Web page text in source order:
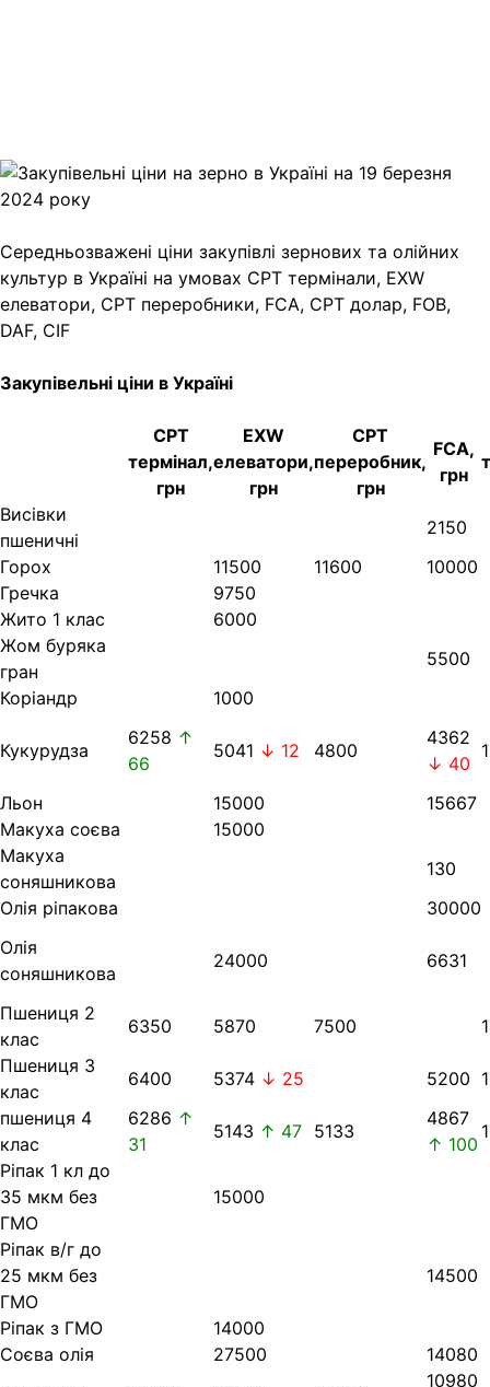
Link
Print
Середньозважені ціни закупівлі зернових та олійних
культур в Україні на умовах CPT термінали, EXW
елеватори, CPT переробники, FCA, CPT долар, FOB,
DAF, CIF
Закупівельні ціни в Україні
CPT
термінал,
грн
EXW
елеватори,
грн
CPT
переробник,
грн
FCA,
грн
Висівки
пшеничні
2150
Горох
11500 11600
10000
Гречка
9750
Жито 1 клас
6000
Жом буряка
гран
5500
Коріандр
1000
Кукурудза
6258 ↑
66
5041 ↓ 12 4800
4362
↓ 40
Льон 15000
15667
Макуха соєва
15000
Макуха
соняшникова
130
Олія ріпакова
30000
Олія
соняшникова
24000 6631
Пшениця 2
клас
6350 5870 7500
Пшениця 3
клас
6400 5374 ↓ 25 5200
пшениця 4
клас
6286 ↑
31
5143 ↑ 47 5133
4867
↑ 100
Ріпак 1 кл до
35 мкм без
ГМО
15000
Ріпак в/г до
25 мкм без
ГМО
14500
Ріпак з ГМО
14000
Соєва олія
27500
14080
10980